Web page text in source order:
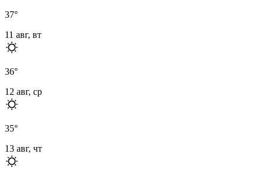
37°
11 авг, вт
36°
12 авг, ср
35°
13 авг, чт